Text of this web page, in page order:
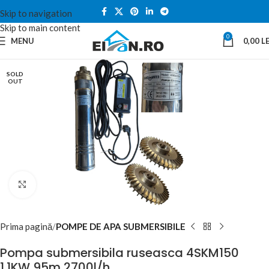
Skip to navigation
Skip to main content
MENU 0 0,00
SOLD
OUT
Prima pagină POMPE DE APA SUBMERSIBILE
Pompa submersibila ruseasca 4SKM150